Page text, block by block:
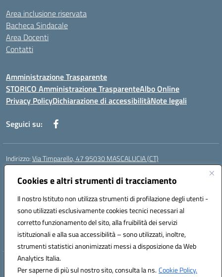
Cookies e altri strumenti di tracciamento
Il nostro Istituto non utilizza strumenti di profilazione degli utenti -
sono utilizzati esclusivamente cookies tecnici necessari al
corretto funzionamento del sito, alla fruibilità dei servizi
istituzionali e alla sua accessibilità – sono utilizzati, inoltre,
strumenti statistici anonimizzati messi a disposizione da Web
Analytics Italia.
Per saperne di più sul nostro sito, consulta la ns.Cookie Policy.
Area inclusione riservata
Bacheca Sindacale
Area Docenti
Contatti
Amministrazione Trasparente
STORICO Amministrazione TrasparenteAlbo Online
Privacy PolicyDichiarazione di accessibilitàNote legali
Seguici su:
Indirizzo:Via Timparello, 47 95030 MASCALUCIA (CT)
Centralino:
Posta elettronica certificata (PEC):ctic8bc002@pec.istruzione.it
Codice fiscale: 93238350875
Codice meccanografico:ctic8bc002
Codice Indice delle Pubbliche Amministrazioni (IPA): istsc_ctic8bc002
Codice unico di fatturazione (CUF): 2PO2JW
Hosting & Powered by 3D Solution S.r.l.